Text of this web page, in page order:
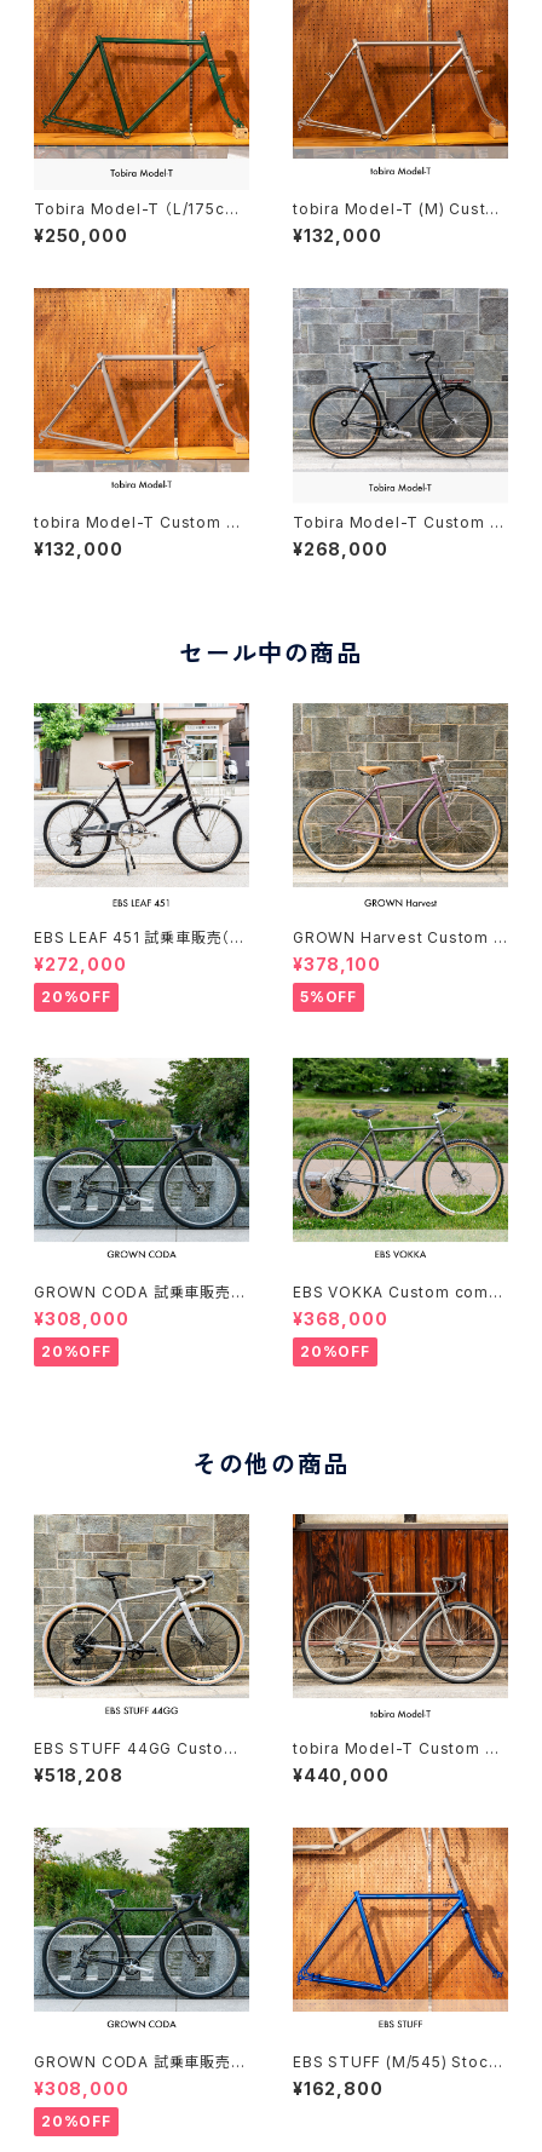
Tobira Model-T （L/175c
m〜）
¥250,000
tobira Model-T (M) Custo
m order (deposit)
¥132,000
tobira Model-T Custom or
der (deposit)
¥132,000
Tobira Model-T Custom c
omplete bike
¥268,000
セール中の商品
EBS LEAF 451 試乗車販売（15
0-169cm）
¥272,000
20%OFF
GROWN Harvest Custom c
omplete bike（154-168cm）
¥378,100
5%OFF
GROWN CODA 試乗車販売（1
66-174cm）
¥308,000
20%OFF
EBS VOKKA Custom compl
ete bike（166-173cm）
¥368,000
20%OFF
その他の商品
EBS STUFF 44GG Custom
complete bike（162-172c
m）
¥518,208
tobira Model-T Custom co
mplete bike（166-175cm）
¥440,000
GROWN CODA 試乗車販売（1
66-174cm）
¥308,000
20%OFF
EBS STUFF (M/545) Stock
frame order (deposit)
¥162,800